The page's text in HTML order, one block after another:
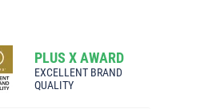
PLUS X AWARD
EXCELLENT BRAND
QUALITY